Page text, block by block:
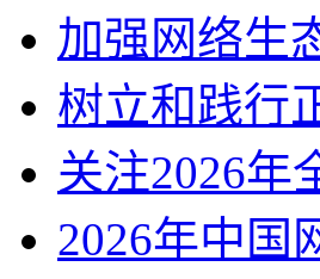
加强网络生
树立和践行
关注2026年
2026年中国